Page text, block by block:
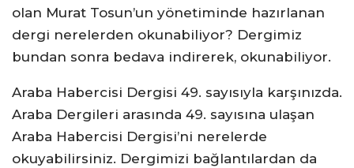
olan Murat Tosun’un yönetiminde hazırlanan
dergi nerelerden okunabiliyor? Dergimiz
bundan sonra bedava indirerek, okunabiliyor.
Araba Habercisi Dergisi 49. sayısıyla karşınızda.
Araba Dergileri arasında 49. sayısına ulaşan
Araba Habercisi Dergisi’ni nerelerde
okuyabilirsiniz. Dergimizi bağlantılardan da